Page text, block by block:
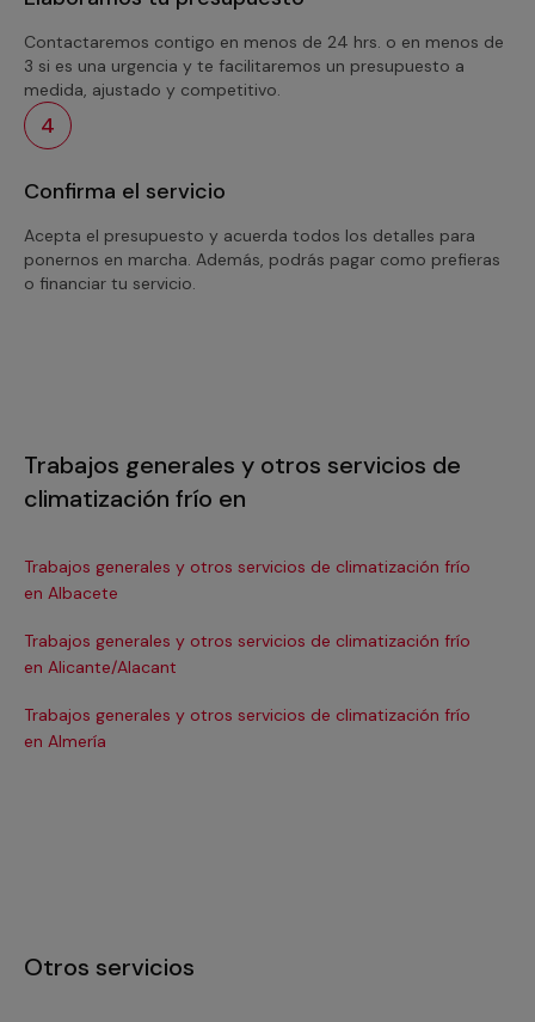
Contactaremos contigo en menos de 24 hrs. o en menos de
3 si es una urgencia y te facilitaremos un presupuesto a
medida, ajustado y competitivo.
4
Confirma el servicio
Acepta el presupuesto y acuerda todos los detalles para
ponernos en marcha. Además, podrás pagar como prefieras
o financiar tu servicio.
Trabajos generales y otros servicios de
climatización frío en
Trabajos generales y otros servicios de climatización frío
en Albacete
Trabajos generales y otros servicios de climatización frío
en Alicante/Alacant
Trabajos generales y otros servicios de climatización frío
en Almería
Otros servicios